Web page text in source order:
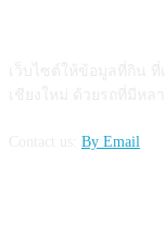
By Email